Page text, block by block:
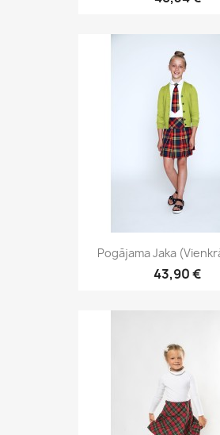
Pogājama Jaka
43,90 €